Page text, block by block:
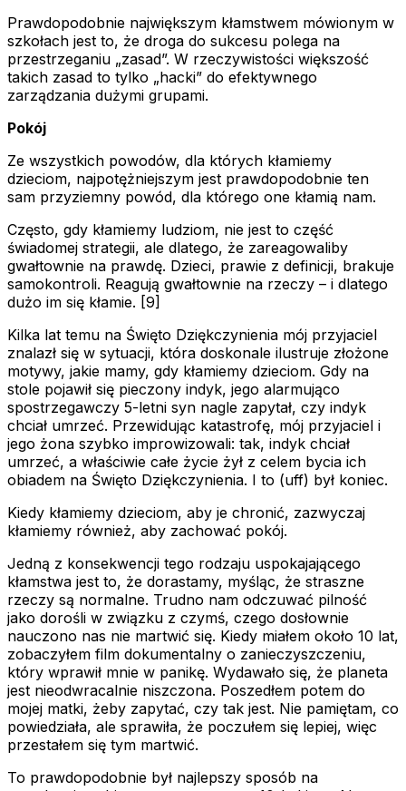
Prawdopodobnie największym kłamstwem mówionym w
szkołach jest to, że droga do sukcesu polega na
przestrzeganiu „zasad”. W rzeczywistości większość
takich zasad to tylko „hacki” do efektywnego
zarządzania dużymi grupami.
Pokój
Ze wszystkich powodów, dla których kłamiemy
dzieciom, najpotężniejszym jest prawdopodobnie ten
sam przyziemny powód, dla którego one kłamią nam.
Często, gdy kłamiemy ludziom, nie jest to część
świadomej strategii, ale dlatego, że zareagowaliby
gwałtownie na prawdę. Dzieci, prawie z definicji, brakuje
samokontroli. Reagują gwałtownie na rzeczy – i dlatego
dużo im się kłamie. [9]
Kilka lat temu na Święto Dziękczynienia mój przyjaciel
znalazł się w sytuacji, która doskonale ilustruje złożone
motywy, jakie mamy, gdy kłamiemy dzieciom. Gdy na
stole pojawił się pieczony indyk, jego alarmująco
spostrzegawczy 5-letni syn nagle zapytał, czy indyk
chciał umrzeć. Przewidując katastrofę, mój przyjaciel i
jego żona szybko improwizowali: tak, indyk chciał
umrzeć, a właściwie całe życie żył z celem bycia ich
obiadem na Święto Dziękczynienia. I to (uff) był koniec.
Kiedy kłamiemy dzieciom, aby je chronić, zazwyczaj
kłamiemy również, aby zachować pokój.
Jedną z konsekwencji tego rodzaju uspokajającego
kłamstwa jest to, że dorastamy, myśląc, że straszne
rzeczy są normalne. Trudno nam odczuwać pilność
jako dorośli w związku z czymś, czego dosłownie
nauczono nas nie martwić się. Kiedy miałem około 10 lat,
zobaczyłem film dokumentalny o zanieczyszczeniu,
który wprawił mnie w panikę. Wydawało się, że planeta
jest nieodwracalnie niszczona. Poszedłem potem do
mojej matki, żeby zapytać, czy tak jest. Nie pamiętam, co
powiedziała, ale sprawiła, że poczułem się lepiej, więc
przestałem się tym martwić.
To prawdopodobnie był najlepszy sposób na